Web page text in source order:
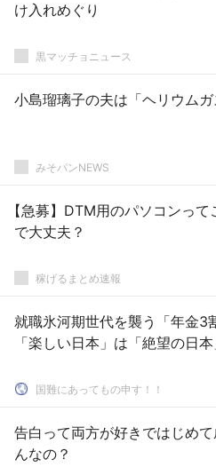
け入れめぐり
黒マッチョニュース
小島瑠璃子の夫は「ヘリウム
みそパンNEWS
【急募】DTM用のパソコンって
で大丈夫？
稼げるまとめ速報
就職氷河期世代を襲う「年金
「楽しい日本」は「絶望の日
国難にあってもの申す！！
告白って両方が好きではじめ
んなの？